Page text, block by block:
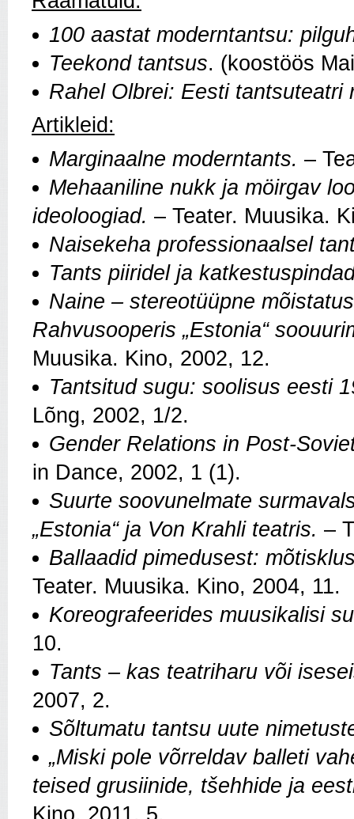
100 aastat moderntantsu:
Teekond tantsus. (koostöös
Rahel Olbrei: Eesti tantsuteatri
Artikleid:
Marginaalne moderntants. –
Mehaaniline nukk ja möirgav
ideoloogiad. – Teater. Muusika.
Naisekeha professionaalsel
Tants piiridel ja
Naine – stereotüüpne
Rahvusooperis „Estonia“
Muusika. Kino, 2002, 12.
Tantsitud sugu: soolisus eesti
Lõng, 2002, 1/2.
Gender Relations in Post-
in Dance, 2002, 1 (1).
Suurte soovunelmate
„Estonia“ ja Von Krahli teatris. –
Ballaadid pimedusest:
Teater. Muusika. Kino, 2004, 11.
Koreografeerides muusikalisi
10.
Tants – kas teatriharu või
2007, 2.
Sõltumatu tantsu uute
„Miski pole võrreldav balleti
teised grusiinide, tšehhide ja
Kino, 2011, 5.